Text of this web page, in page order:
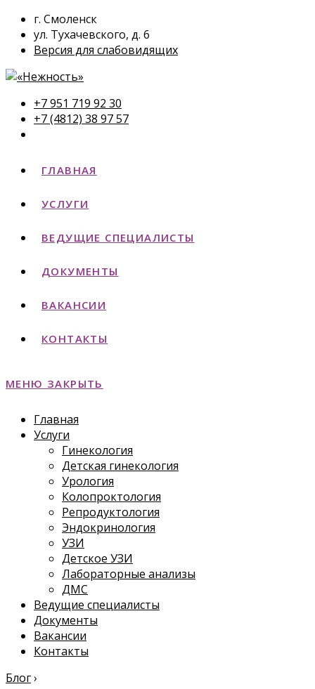
г. Смоленск
ул. Тухачевского, д. 6
Версия для слабовидящих
+7 951 719 92 30
+7 (4812) 38 97 57
ГЛАВНАЯ
УСЛУГИ
ВЕДУЩИЕ СПЕЦИАЛИСТЫ
ДОКУМЕНТЫ
ВАКАНСИИ
КОНТАКТЫ
МЕНЮ ЗАКРЫТЬ
Главная
Услуги
Гинекология
Детская гинекология
Урология
Колопроктология
Репродуктология
Эндокринология
УЗИ
Детское УЗИ
Лабораторные анализы
ДМС
Ведущие специалисты
Документы
Вакансии
Контакты
Блог›